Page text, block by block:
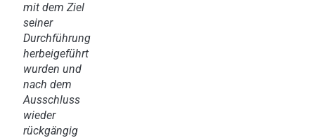
mit dem Ziel
seiner
Durchführung
herbeigeführt
wurden und
nach dem
Ausschluss
wieder
rückgängig